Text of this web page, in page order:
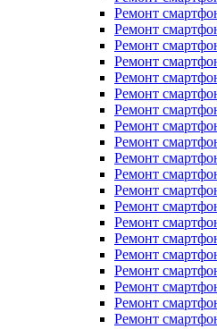
Ремонт
Ремонт
Ремонт
Ремонт
Ремонт
Ремонт
Ремонт
Ремонт
Ремонт
Ремонт
Ремонт
Ремонт
Ремонт
Ремонт
Ремонт
Ремонт
Ремонт
Ремонт
Ремонт
Ремонт